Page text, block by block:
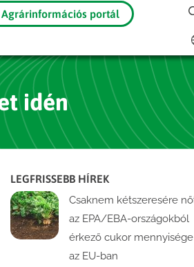
Agrárinformációs portál
idén
LEGFRISSEBB HÍREK
Csaknem kétszeresére
az EPA/EBA-országokból
érkező cukor mennyisége
az EU-ban